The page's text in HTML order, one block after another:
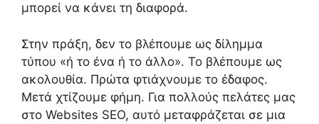
μπορεί να κάνει τη διαφορά.
Στην πράξη, δεν το βλέπουμε ως δίλημμα
τύπου «ή το ένα ή το άλλο». Το βλέπουμε ως
ακολουθία. Πρώτα φτιάχνουμε το έδαφος.
Μετά χτίζουμε φήμη. Για πολλούς πελάτες μας
στο Websites SEO, αυτό μεταφράζεται σε μια